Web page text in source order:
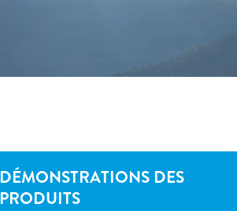
DÉMONSTRATIONS DES
PRODUITS